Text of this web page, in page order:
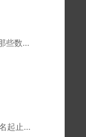
“不三不四”用俄语怎么说？盘点俄语中那些数字谚语
千万别错过！CATTI下半年考试全国报名起止时间查询表